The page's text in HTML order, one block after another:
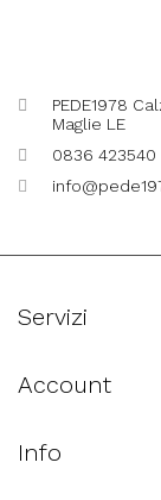
PEDE1978
Maglie LE
0836 423540
Servizi
Account
Info